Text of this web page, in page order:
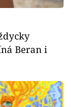
Beran i